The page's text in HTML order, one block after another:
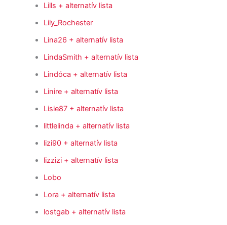
Lills + alternatív lista
Lily_Rochester
Lina26 + alternatív lista
LindaSmith + alternatív lista
Lindóca + alternatív lista
Linire + alternatív lista
Lisie87 + alternatív lista
littlelinda + alternatív lista
lizi90 + alternatív lista
lizzizi + alternatív lista
Lobo
Lora + alternatív lista
lostgab + alternatív lista